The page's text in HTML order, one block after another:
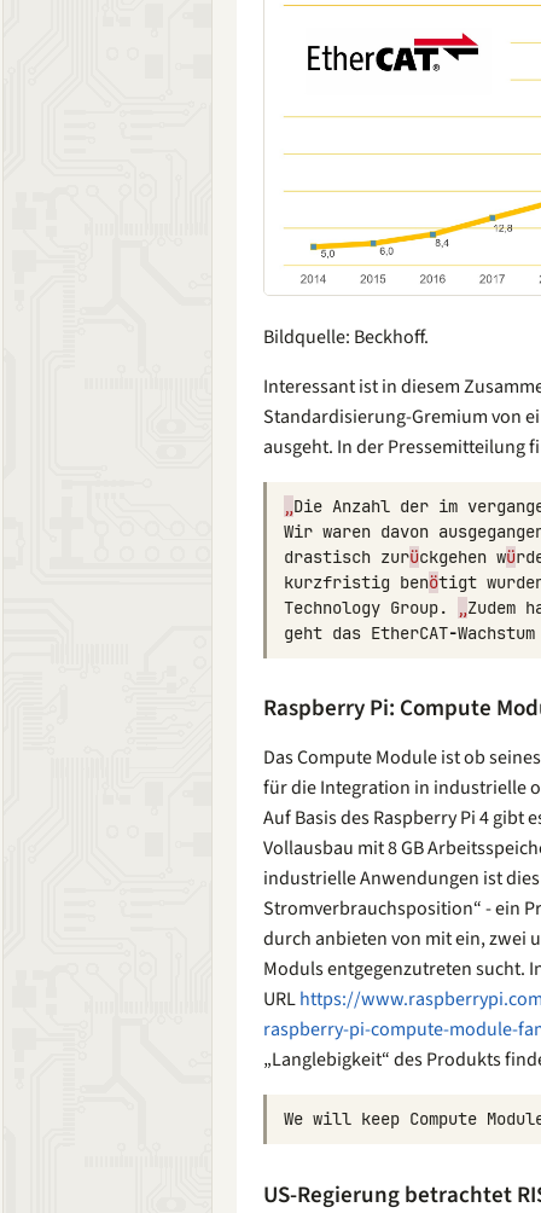
Bildquelle: Beckhoff.
Interessant ist in diesem
Standardisierung-Gremium von
ausgeht. In der Pressemitteilung
„Die Anzahl der im
Wir waren davon
drastisch zurückgehen wü
kurzfristig benötigt
Technology Group. „Zudem
geht das EtherCAT-Wachstum
Raspberry Pi: Compute
Das Compute Module ist ob
für die Integration in industrielle
Auf Basis des Raspberry Pi 4 gibt
Vollausbau mit 8 GB
industrielle Anwendungen ist
Stromverbrauchsposition“ - ein
durch anbieten von mit ein, zwei
Moduls entgegenzutreten sucht.
URLhttps://
raspberry-pi-compute-module-
„Langlebigkeit“ des Produkts
We will keep Compute
US-Regierung betrachtet